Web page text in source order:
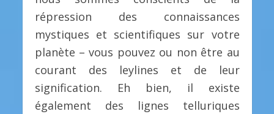
répression des connaissances
mystiques et scientifiques sur votre
planète – vous pouvez ou non être au
courant des leylines et de leur
signification. Eh bien, il existe
également des lignes telluriques